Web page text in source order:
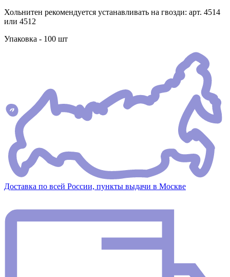
Хольнитен рекомендуется устанавливать на гвозди: арт. 4514
или 4512
Упаковка - 100 шт
Доставка по всей России, пункты выдачи в Москве